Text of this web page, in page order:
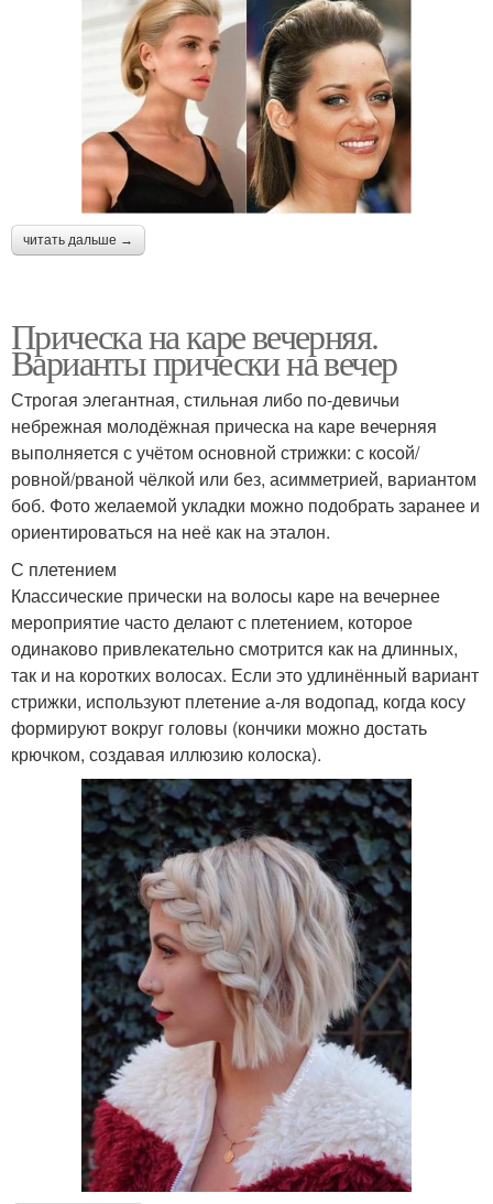
читать дальше →
Прическа на каре вечерняя.
Варианты прически на вечер
Строгая элегантная, стильная либо по-девичьи
небрежная молодёжная прическа на каре вечерняя
выполняется с учётом основной стрижки: с косой/
ровной/рваной чёлкой или без, асимметрией, вариантом
боб. Фото желаемой укладки можно подобрать заранее и
ориентироваться на неё как на эталон.
С плетением
Классические прически на волосы каре на вечернее
мероприятие часто делают с плетением, которое
одинаково привлекательно смотрится как на длинных,
так и на коротких волосах. Если это удлинённый вариант
стрижки, используют плетение а-ля водопад, когда косу
формируют вокруг головы (кончики можно достать
крючком, создавая иллюзию колоска).